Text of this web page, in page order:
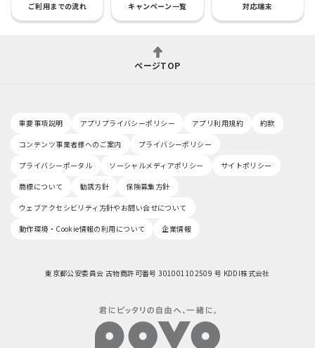
ご利用までの流れ キャンペーン一覧 対応端末
ページTOP
重要事項説明 アプリプライバシーポリシー アプリ利用規約
約款
コンテンツ事業者様へのご案内
プライバシーポリシー
プライバシーポータル
ソーシャルメディアポリシー
サイトポリシー
商標について
勧誘方針
保険募集方針
ウェブアクセシビリティ方針やお問い合せについて
動作環境・Cookie情報の利用について
企業情報
東京都公安委員会 古物商許可番号 301001102509 号 KDDI株式会社